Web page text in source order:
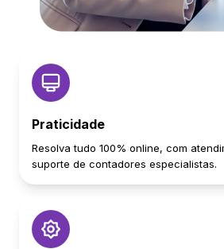
Praticidade
Resolva tudo 100% online, com
suporte de contadores especialistas.